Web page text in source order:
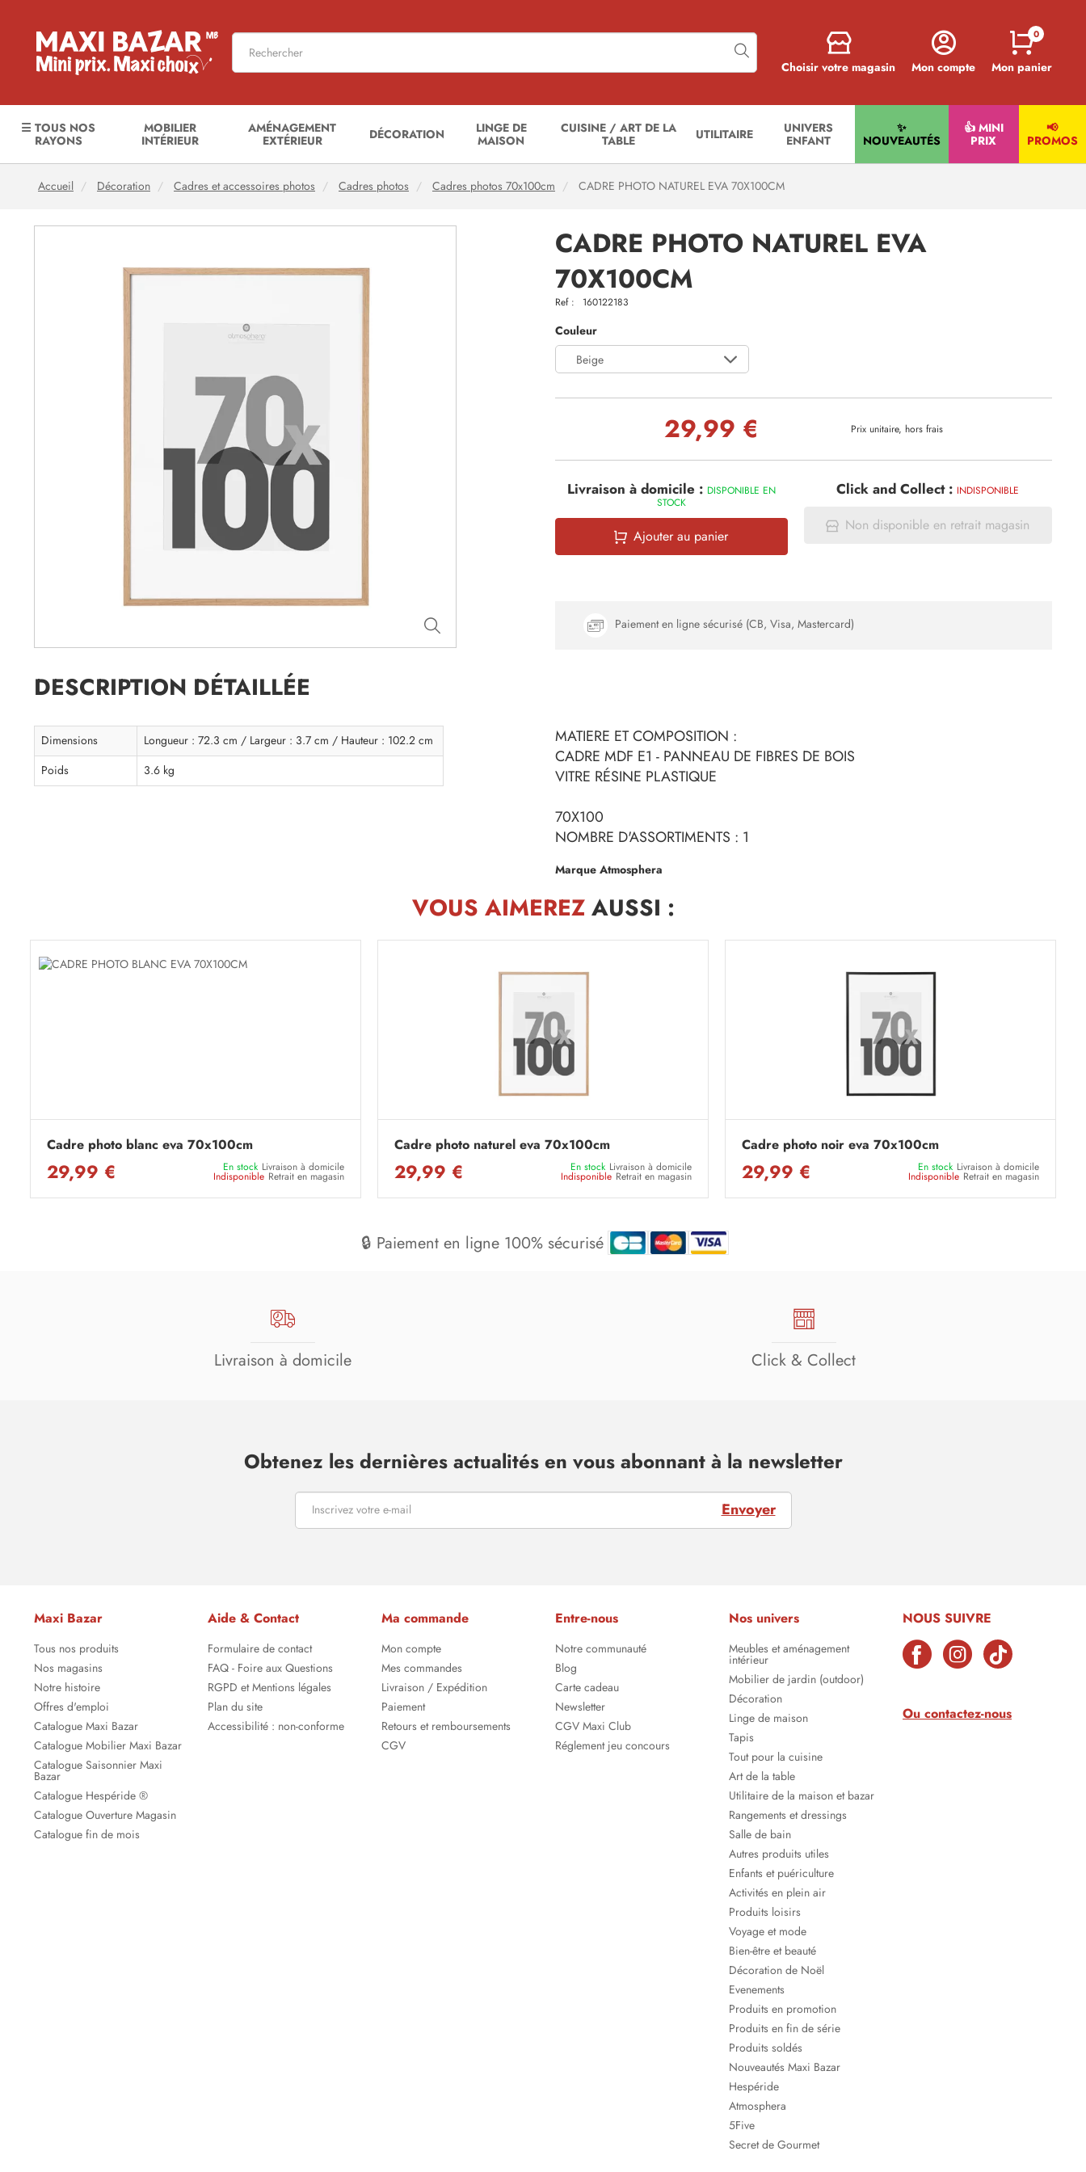
Choisir votre magasin Mon compte Mon panier
0
☰ TOUS NOS
RAYONS
MOBILIER
INTÉRIEUR
AMÉNAGEMENT
EXTÉRIEUR
DÉCORATION
LINGE DE
MAISON
CUISINE / ART DE LA
TABLE
UTILITAIRE
UNIVERS
ENFANT
✨
NOUVEAUTÉS
👍 MINI
PRIX
📢
PROMOS
Accueil Décoration Cadres et accessoires photos Cadres photos Cadres photos 70x100cm CADRE PHOTO NATUREL EVA 70X100CM
CADRE PHOTO NATUREL EVA
70X100CM
Ref : 160122183
Couleur
Beige
29,99 € Prix unitaire, hors frais
Livraison à domicile : DISPONIBLE EN
STOCK
Ajouter au panier
Click and Collect : INDISPONIBLE
Non disponible en retrait magasin
Paiement en ligne sécurisé (CB, Visa, Mastercard)
DESCRIPTION DÉTAILLÉE
Dimensions
Longueur : 72.3 cm / Largeur : 3.7 cm / Hauteur : 102.2 cm
Poids
3.6 kg
MATIERE ET COMPOSITION :
CADRE MDF E1 - PANNEAU DE FIBRES DE BOIS
VITRE RÉSINE PLASTIQUE
70X100
NOMBRE D'ASSORTIMENTS : 1
Marque Atmosphera
VOUS AIMEREZAUSSI :
Cadre photo blanc eva 70x100cm
29,99 € En stock Livraison à domicile
Indisponible Retrait en magasin
Cadre photo naturel eva 70x100cm
29,99 € En stock Livraison à domicile
Indisponible Retrait en magasin
Cadre photo noir eva 70x100cm
29,99 € En stock Livraison à domicile
Indisponible Retrait en magasin
🔒 Paiement en ligne 100% sécurisé
Livraison à domicile Click & Collect
Obtenez les dernières actualités en vous abonnant à la newsletter
Envoyer
Maxi Bazar
Tous nos produits
Nos magasins
Notre histoire
Offres d'emploi
Catalogue Maxi Bazar
Catalogue Mobilier Maxi Bazar
Catalogue Saisonnier Maxi
Bazar
Catalogue Hespéride ®
Catalogue Ouverture Magasin
Catalogue fin de mois
Aide & Contact
Formulaire de contact
FAQ - Foire aux Questions
RGPD et Mentions légales
Plan du site
Accessibilité : non-conforme
Ma commande
Mon compte
Mes commandes
Livraison / Expédition
Paiement
Retours et remboursements
CGV
Entre-nous
Notre communauté
Blog
Carte cadeau
Newsletter
CGV Maxi Club
Réglement jeu concours
Nos univers
Meubles et aménagement
intérieur
Mobilier de jardin (outdoor)
Décoration
Linge de maison
Tapis
Tout pour la cuisine
Art de la table
Utilitaire de la maison et bazar
Rangements et dressings
Salle de bain
Autres produits utiles
Enfants et puériculture
Activités en plein air
Produits loisirs
Voyage et mode
Bien-être et beauté
Décoration de Noël
Evenements
Produits en promotion
Produits en fin de série
Produits soldés
Nouveautés Maxi Bazar
Hespéride
Atmosphera
5Five
Secret de Gourmet
NOUS SUIVRE
Ou contactez-nous